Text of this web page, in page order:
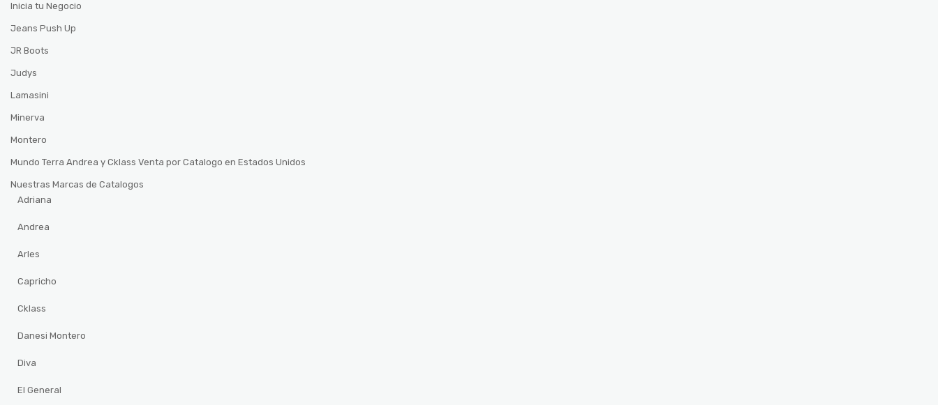
Inicia tu Negocio
Jeans Push Up
JR Boots
Judys
Lamasini
Minerva
Montero
Mundo Terra Andrea y Cklass Venta por Catalogo en Estados Unidos
Nuestras Marcas de Catalogos
Adriana
Andrea
Arles
Capricho
Cklass
Danesi Montero
Diva
El General